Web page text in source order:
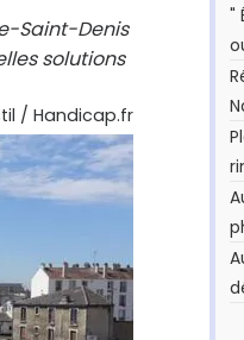
Saint-Denis
solutions
/ Handicap.fr
"